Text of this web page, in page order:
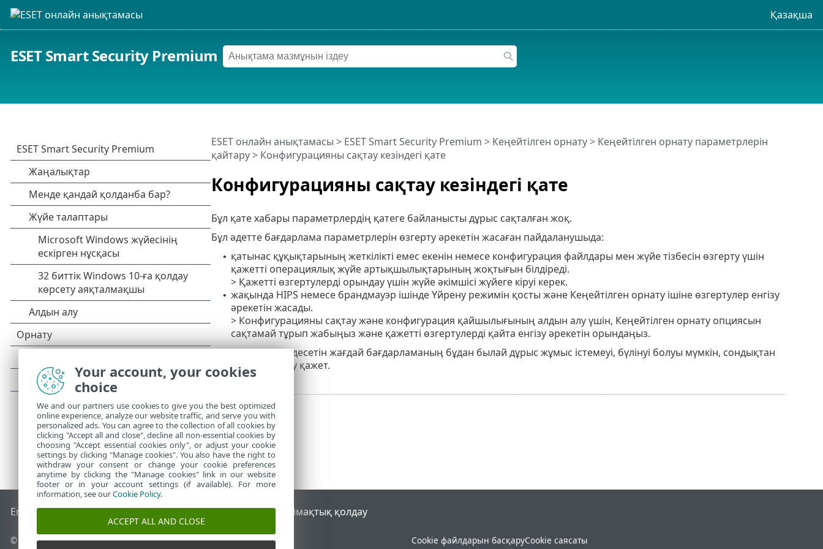
Қазақша
ESET Smart Security Premium
Конфигурацияны сақтау кезіндегі қате
ESET онлайн анықтамасы > ESET Smart Security Premium > Кеңейтілген орнату> Кеңейтілген орнату параметрлерін
қайтару > Конфигурацияны сақтау кезіндегі қате
Бұл қате хабары параметрлердің қатеге байланысты дұрыс сақталған жоқ.
Бұл әдетте бағдарлама параметрлерін өзгерту әрекетін жасаған пайдаланушыда:
• қатынас құқықтарының жеткілікті емес екенін немесе конфигурация файлдары мен жүйе тізбесін өзгерту үшін
қажетті операциялық жүйе артықшылықтарының жоқтығын білдіреді.
> Қажетті өзгертулерді орындау үшін жүйе әкімшісі жүйеге кіруі керек.
• жақында HIPS немесе брандмауэр ішінде Үйрену режимін қосты және Кеңейтілген орнату ішіне өзгертулер енгізу
әрекетін жасады.
> Конфигурацияны сақтау және конфигурация қайшылығының алдын алу үшін, Кеңейтілген орнату опциясын
сақтамай тұрып жабыңыз және қажетті өзгертулерді қайта енгізу әрекетін орындаңыз.
Екінші ең жиі кездесетін жағдай бағдарламаның бұдан былай дұрыс жұмыс істемеуі, бүлінуі болуы мүмкін, сондықтан
оны қайта орнату қажет.
End of LifeESET білім қорыESET форумыESET Status Portal Аймақтық қолдау
© 1992 - 2026 ESET, spol. s r.o. - Барлық құқықтары қорғалған. Cookie файлдарын басқаруCookie саясаты
Your account, your cookies
choice
We and our partners use cookies to give you the best optimized
online experience, analyze our website traffic, and serve you with
personalized ads. You can agree to the collection of all cookies by
clicking "Accept all and close", decline all non-essential cookies by
choosing "Accept essential cookies only", or adjust your cookie
settings by clicking "Manage cookies". You also have the right to
withdraw your consent or change your cookie preferences
anytime by clicking the "Manage cookies" link in our website
footer or in your account settings (if available). For more
information, see ourCookie Policy.
ACCEPT ALL AND CLOSE